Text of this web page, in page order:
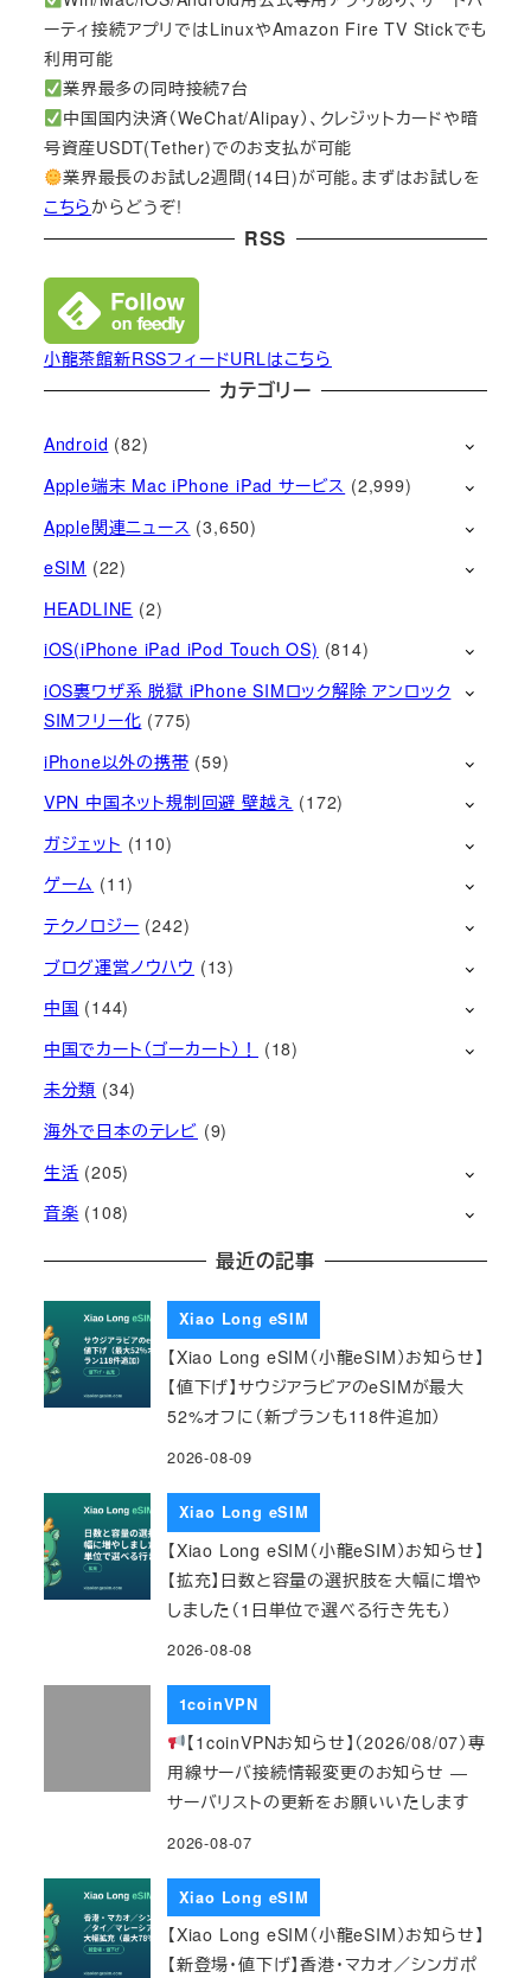
ーティ接続アプリではLinuxやAmazon Fire TV Stickでも
利用可能
業界最多の同時接続7台
中国国内決済（WeChat/Alipay）、クレジットカードや暗
号資産USDT(Tether)でのお支払が可能
業界最長のお試し2週間(14日)が可能。まずはお試しを
こちらからどうぞ!
RSS
小龍茶館新RSSフィードURLはこちら
カテゴリー
Android (82)
Apple端末 Mac iPhone iPad サービス (2,999)
Apple関連ニュース (3,650)
eSIM (22)
HEADLINE (2)
iOS(iPhone iPad iPod Touch OS) (814)
iOS裏ワザ系 脱獄 iPhone SIMロック解除 アンロック
SIMフリー化 (775)
iPhone以外の携帯 (59)
VPN 中国ネット規制回避 壁越え (172)
ガジェット (110)
ゲーム (11)
テクノロジー (242)
ブログ運営ノウハウ (13)
中国 (144)
中国でカート（ゴーカート）！
(18)
未分類 (34)
海外で日本のテレビ (9)
生活 (205)
音楽 (108)
最近の記事
Xiao Long eSIM
【Xiao Long eSIM（小龍eSIM）お知らせ】
【値下げ】サウジアラビアのeSIMが最大
52%オフに（新プランも118件追加）
2026-08-09
Xiao Long eSIM
【Xiao Long eSIM（小龍eSIM）お知らせ】
【拡充】日数と容量の選択肢を大幅に増や
しました（1日単位で選べる行き先も）
2026-08-08
1coinVPN
【1coinVPNお知らせ】（2026/08/07）専
用線サーバ接続情報変更のお知らせ ―
サーバリストの更新をお願いいたします
2026-08-07
Xiao Long eSIM
【Xiao Long eSIM（小龍eSIM）お知らせ】
【新登場・値下げ】香港・マカオ／シンガポ